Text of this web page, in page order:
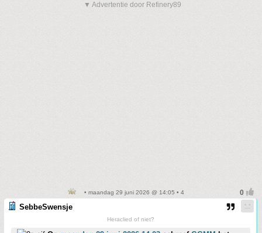
▼ Advertentie door Refinery89
• maandag 29 juni 2026 @ 14:05 • 4
SebbeSwensje
Heraclied of niet?